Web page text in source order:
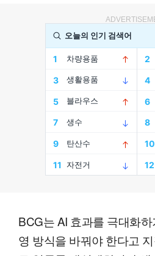
BCG는 AI 효과를 극대화
영 방식을 바꿔야 한다고